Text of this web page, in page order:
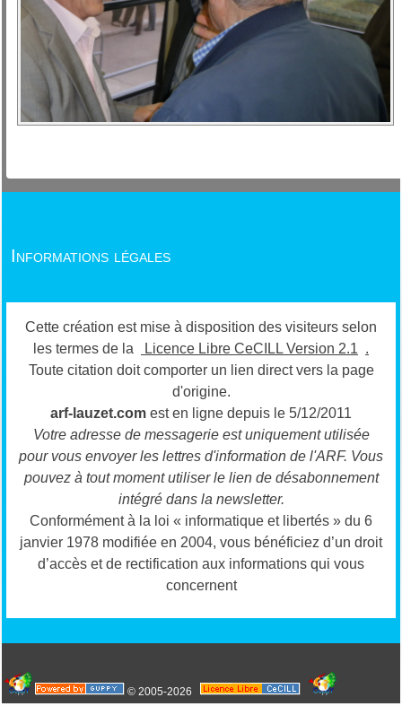
Informations légales
Cette création est mise à disposition des visiteurs selon
les termes de la
Licence Libre CeCILL Version 2.1 .
Toute citation doit comporter un lien direct vers la page
d'origine.
arf-lauzet.com est en ligne depuis le 5/12/2011
Votre adresse de messagerie est uniquement utilisée
pour vous envoyer les lettres d'information de l'ARF. Vous
pouvez à tout moment utiliser le lien de désabonnement
intégré dans la newsletter.
Conformément à la loi « informatique et libertés » du 6
janvier 1978 modifiée en 2004, vous bénéficiez d’un droit
d’accès et de rectification aux informations qui vous
concernent
© 2005-2026